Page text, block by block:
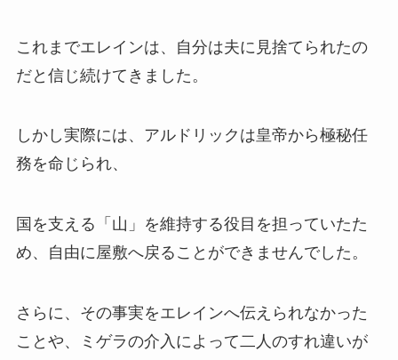
これまでエレインは、自分は夫に見捨てられたの
だと信じ続けてきました。
しかし実際には、アルドリックは皇帝から極秘任
務を命じられ、
国を支える「山」を維持する役目を担っていたた
め、自由に屋敷へ戻ることができませんでした。
さらに、その事実をエレインへ伝えられなかった
ことや、ミゲラの介入によって二人のすれ違いが